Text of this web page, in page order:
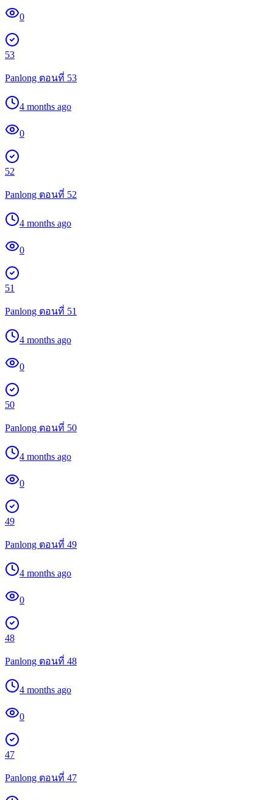
0
53
Panlong ตอนที่ 53
4 months ago
0
52
Panlong ตอนที่ 52
4 months ago
0
51
Panlong ตอนที่ 51
4 months ago
0
50
Panlong ตอนที่ 50
4 months ago
0
49
Panlong ตอนที่ 49
4 months ago
0
48
Panlong ตอนที่ 48
4 months ago
0
47
Panlong ตอนที่ 47